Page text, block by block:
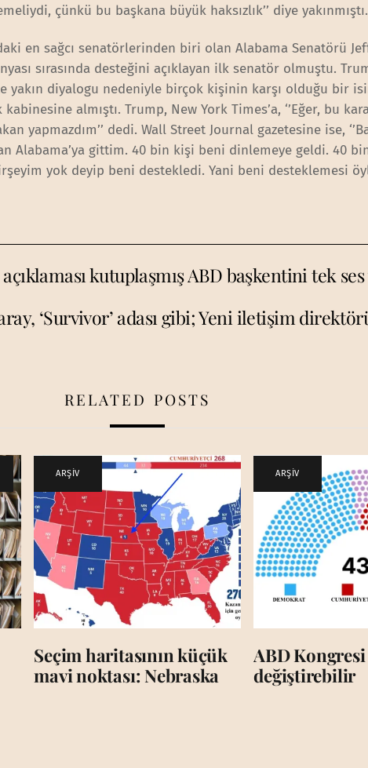
çünkü bu başkana büyük haksızlık’’ diye yakınmıştı.
en sağcı senatörlerinden biri olan Alabama Senatörü
sırasında desteğini açıklayan ilk senatör olmuştu.
yakın diyalogu nedeniyle birçok kişinin karşı olduğu bir
almıştı. Trump, New York Times’a, ‘’Eğer, bu
yapmazdım’’ dedi. Wall Street Journal gazetesine ise,
Alabama’ya gittim. 40 bin kişi beni dinlemeye geldi. 40
yok deyip beni destekledi. Yani beni desteklemesi
kutuplaşmış ABD başkentini tek ses
‘Survivor’ adası gibi; Yeni iletişim
RELATED POSTS
, ARŞİV
Seçim haritasının küçük
mavi noktası: Nebraska
ARŞİV
ABD
değiştirebilir